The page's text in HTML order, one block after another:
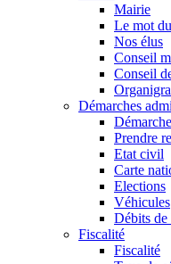
Mairie
Le mot
Nos élus
Conseil
Conseil
Démarches
Prendre
Etat civil
Carte
Elections
Véhicules
Débits de
Fiscalité
Fiscalité